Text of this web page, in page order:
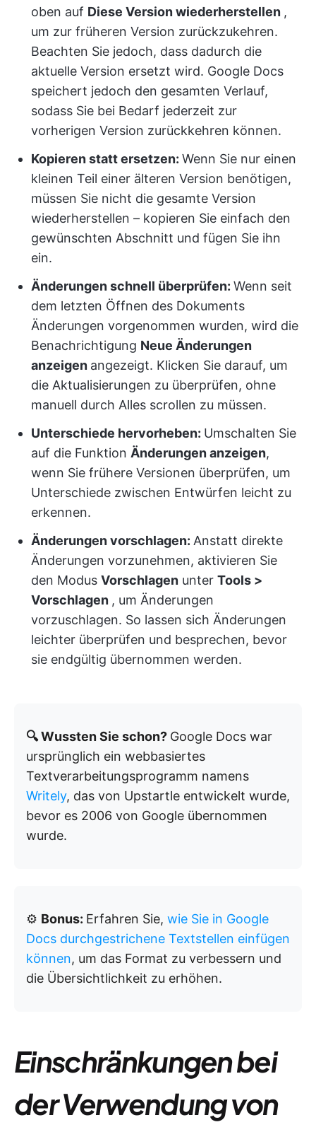
oben auf Diese Version wiederherstellen ,
um zur früheren Version zurückzukehren.
Beachten Sie jedoch, dass dadurch die
aktuelle Version ersetzt wird. Google Docs
speichert jedoch den gesamten Verlauf,
sodass Sie bei Bedarf jederzeit zur
vorherigen Version zurückkehren können.
Kopieren statt ersetzen: Wenn Sie nur einen
kleinen Teil einer älteren Version benötigen,
müssen Sie nicht die gesamte Version
wiederherstellen – kopieren Sie einfach den
gewünschten Abschnitt und fügen Sie ihn
ein.
Änderungen schnell überprüfen: Wenn seit
dem letzten Öffnen des Dokuments
Änderungen vorgenommen wurden, wird die
Benachrichtigung Neue Änderungen
anzeigen angezeigt. Klicken Sie darauf, um
die Aktualisierungen zu überprüfen, ohne
manuell durch Alles scrollen zu müssen.
Unterschiede hervorheben: Umschalten Sie
auf die Funktion Änderungen anzeigen,
wenn Sie frühere Versionen überprüfen, um
Unterschiede zwischen Entwürfen leicht zu
erkennen.
Änderungen vorschlagen: Anstatt direkte
Änderungen vorzunehmen, aktivieren Sie
den Modus Vorschlagen unter Tools >
Vorschlagen , um Änderungen
vorzuschlagen. So lassen sich Änderungen
leichter überprüfen und besprechen, bevor
sie endgültig übernommen werden.
🔍 Wussten Sie schon? Google Docs war
ursprünglich ein webbasiertes
Textverarbeitungsprogramm namens
Writely, das von Upstartle entwickelt wurde,
bevor es 2006 von Google übernommen
wurde.
⚙️ Bonus: Erfahren Sie, wie Sie in Google
Docs durchgestrichene Textstellen einfügen
können, um das Format zu verbessern und
die Übersichtlichkeit zu erhöhen.
Einschränkungen bei
der Verwendung von